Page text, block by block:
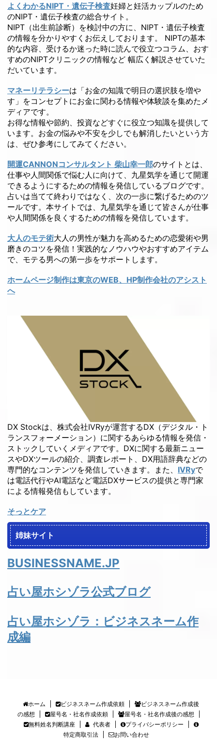
よくわかるNIPT・遺伝子検査妊婦と妊活カップルのため
のNIPT・遺伝子検査の総合サイト。
NIPT（出生前診断）を検討中の方に、NIPT・遺伝子検査
の情報を分かりやすくお伝えしております。 NIPTの基本
的な内容、受けるか迷った時に読んで役立つコラム、おす
すめのNIPTクリニックの情報など 幅広く解説させていた
だいています。
マネーリテラシーは「お金の知識で明日の選択肢を増や
す」をコンセプトにお金に関わる情報や体験談を集めたメ
ディアです。
お得な情報や節約、投資などすぐに役立つ知識を提供して
います。お金の悩みや不安を少しでも解消したいという方
は、ぜひ参考にしてみてください。
開運CANNONコンサルタント 柴山幸一郎のサイトとは、
仕事や人間関係で悩む人に向けて、九星気学を通じて開運
できるようにするための情報を発信しているブログです。
占いは当てて終わりではなく、次の一歩に繋げるためのツ
ールです。本サイトでは、九星気学を通じて皆さんが仕事
や人間関係を良くするための情報を発信しています。
大人のモテ術大人の男性が魅力を高めるための恋愛術や男
磨きのコツを発信！実践的なノウハウやおすすめアイテム
で、モテる男への第一歩をサポートします。
ホームページ制作は東京のWEB、HP制作会社のアシスト
へ
DX Stockは、株式会社IVRyが運営するDX（デジタル・ト
ランスフォーメーション）に関するあらゆる情報を発信・
ストックしていくメディアです。DXに関する最新ニュー
スやDXツールの紹介、調査レポート、DX用語辞典などの
専門的なコンテンツを発信していきます。また、 IVRyで
は電話代行やAI電話など電話DXサービスの提供と専門家
による情報発信もしています。
そっとケア
姉妹サイト
BUSINESSNAME.JP
占い屋ホシゾラ公式ブログ
占い屋ホシゾラ：ビジネスネーム作
成編
ホーム ビジネスネーム作成依頼
ビジネスネーム作成後
の感想
屋号名・社名作成依頼
屋号名・社名作成後の感想
無料姓名判断講座
代表者
プライバシーポリシー
特定商取引法
お問い合わせ